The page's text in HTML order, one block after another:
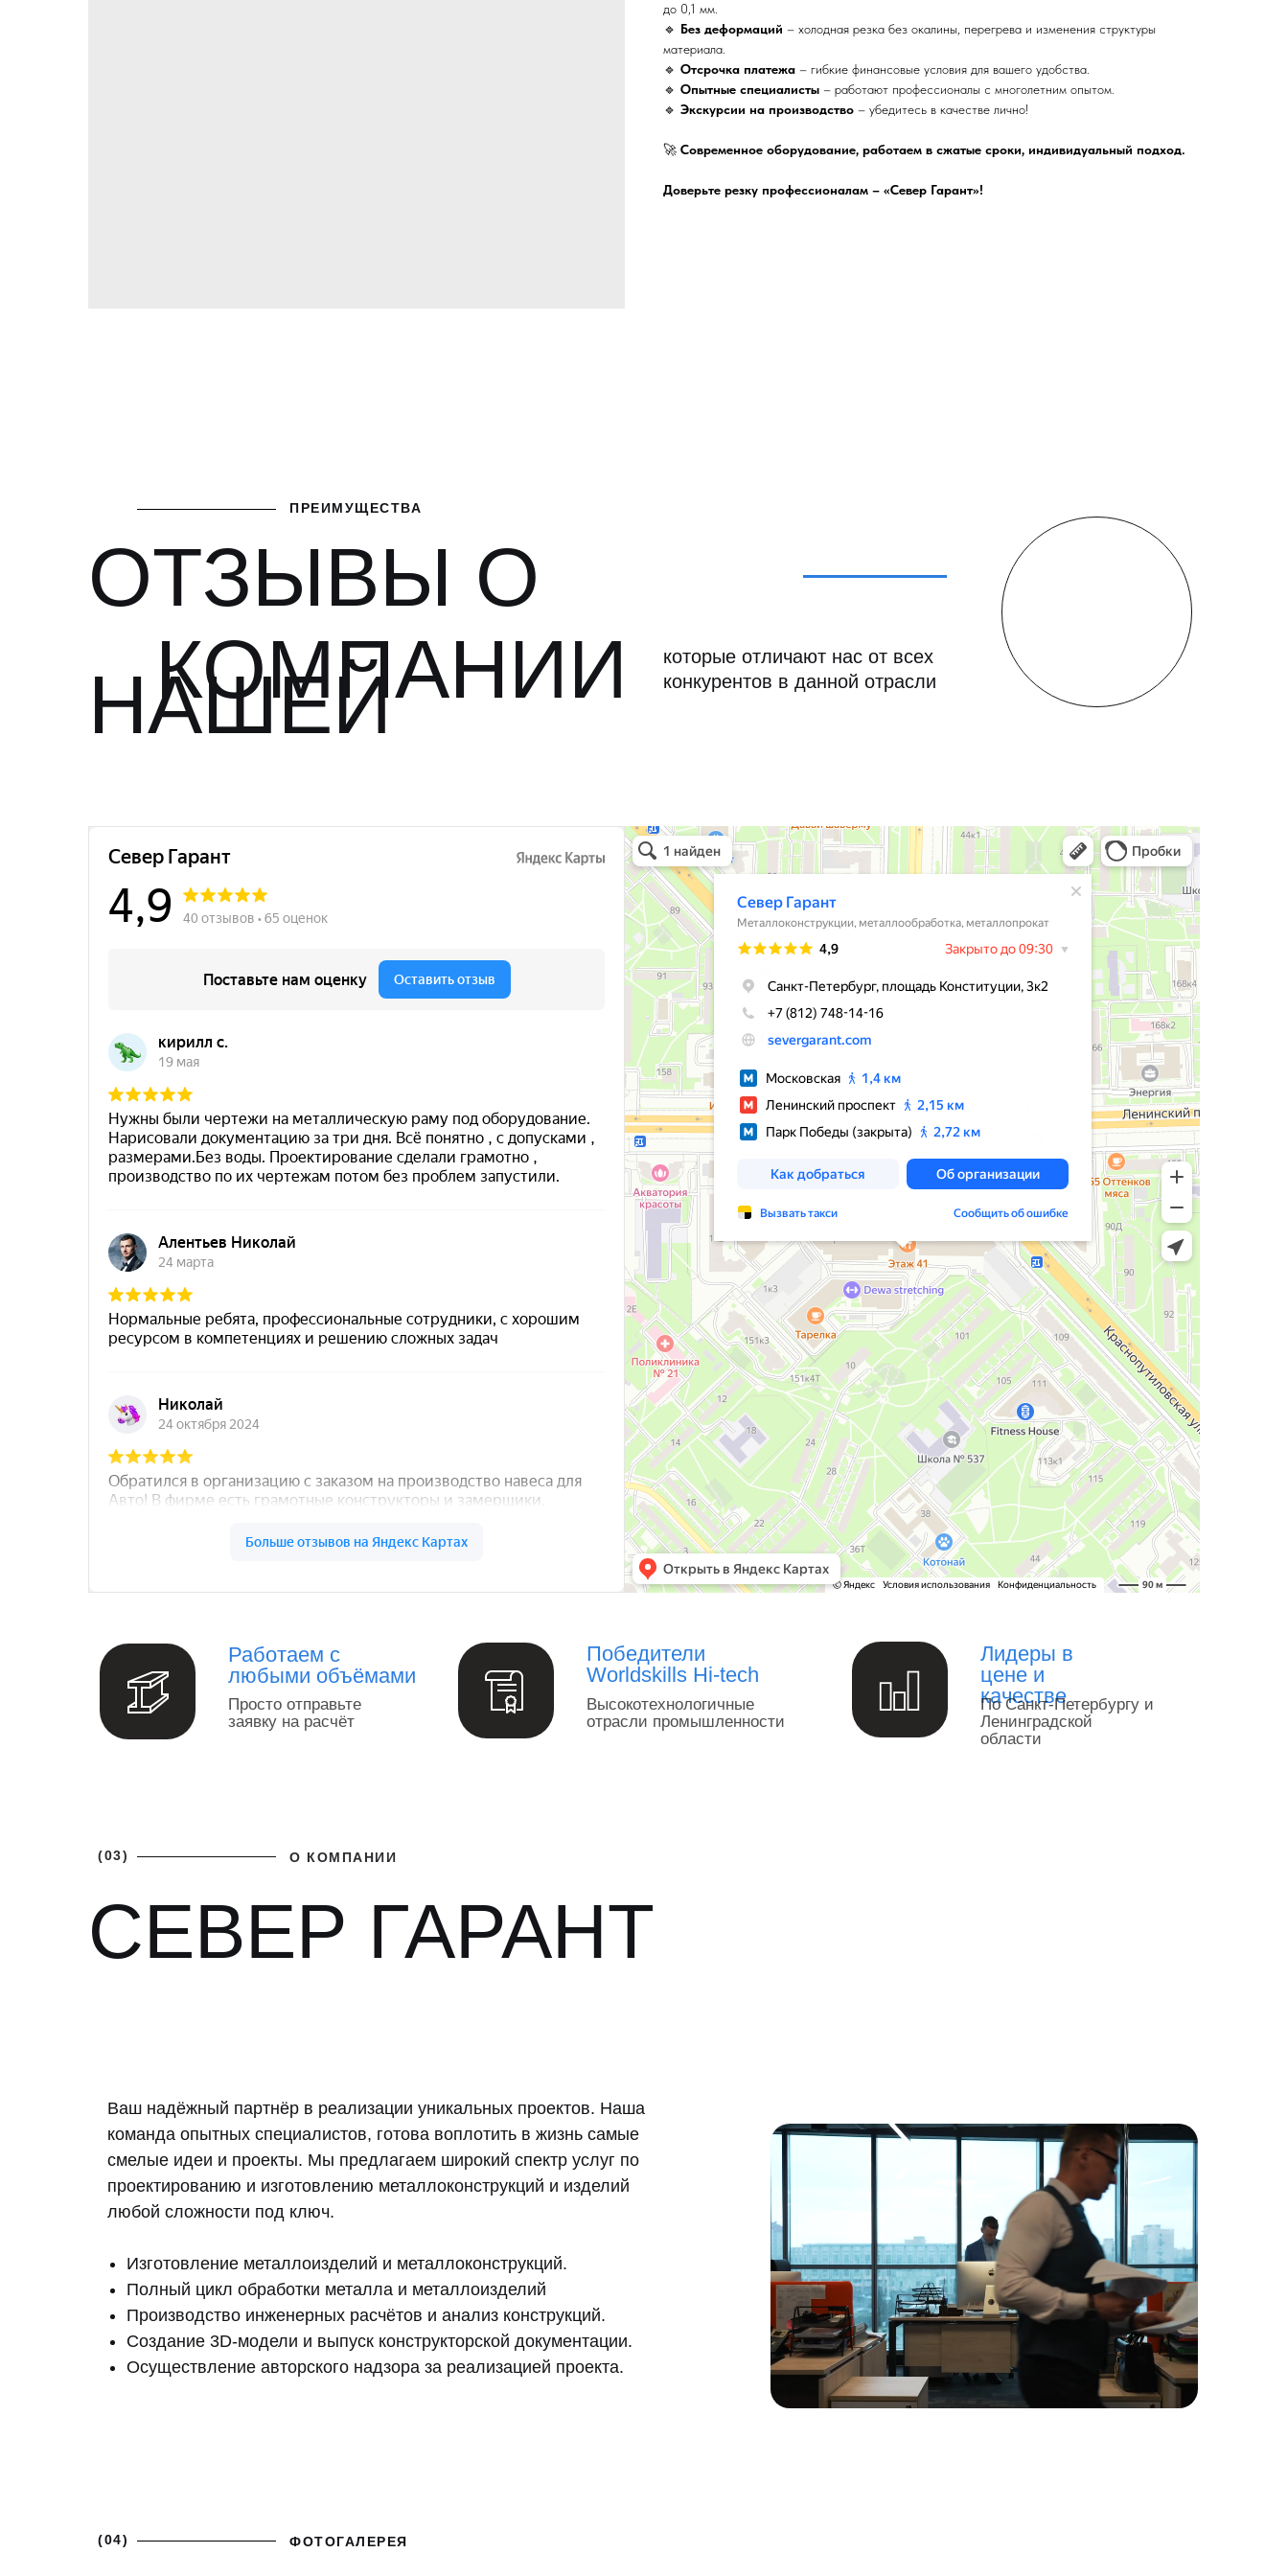
до 0,1 мм.
🔹 Без деформаций – холодная резка без окалины, перегрева и изменения структуры
материала.
🔹 Отсрочка платежа – гибкие финансовые условия для вашего удобства.
🔹 Опытные специалисты – работают профессионалы с многолетним опытом.
🔹 Экскурсии на производство – убедитесь в качестве лично!
🚀 Современное оборудование, работаем в сжатые сроки, индивидуальный подход.
Доверьте резку профессионалам – «Север Гарант»!
ОТЗЫВЫ О
НАШЕЙ
КОМПАНИИ
ПРЕИМУЩЕСТВА
которые отличают нас от всех
конкурентов в данной отрасли
Север Гарант Групп
Металлоконструкции в Санкт‑Петербурге
Металлообработка в Санкт‑Петербурге
Работаем с
любыми объёмами
Просто отправьте
заявку на расчёт
Лидеры в
цене и
качестве
По Санкт-Петербургу и
Ленинградской
области
Победители
Worldskills Hi-tech
Высокотехнологичные
отрасли промышленности
СЕВЕР ГАРАНТ
(03) О КОМПАНИИ
Ваш надёжный партнёр в реализации уникальных проектов. Наша
команда опытных специалистов, готова воплотить в жизнь самые
смелые идеи и проекты. Мы предлагаем широкий спектр услуг по
проектированию и изготовлению металлоконструкций и изделий
любой сложности под ключ.
Изготовление металлоизделий и металлоконструкций.
Полный цикл обработки металла и металлоизделий
Производство инженерных расчётов и анализ конструкций.
Создание 3D-модели и выпуск конструкторской документации.
Осуществление авторского надзора за реализацией проекта.
(04) ФОТОГАЛЕРЕЯ